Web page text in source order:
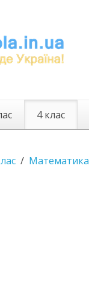
4 клас
Математика